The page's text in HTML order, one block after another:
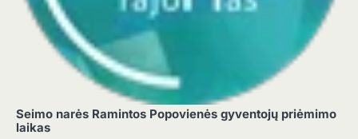
Seimo narės Ramintos Popovienės gyventojų priėmimo
laikas